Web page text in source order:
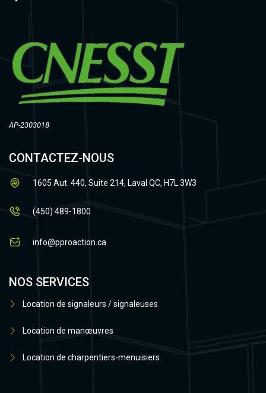
AP-2303018
CONTACTEZ-NOUS
1605 Aut. 440, Suite 214, Laval QC, H7L 3W3
(450) 489-1800
info@pproaction.ca
NOS SERVICES
Location de signaleurs / signaleuses
Location de manœuvres
Location de charpentiers-menuisiers